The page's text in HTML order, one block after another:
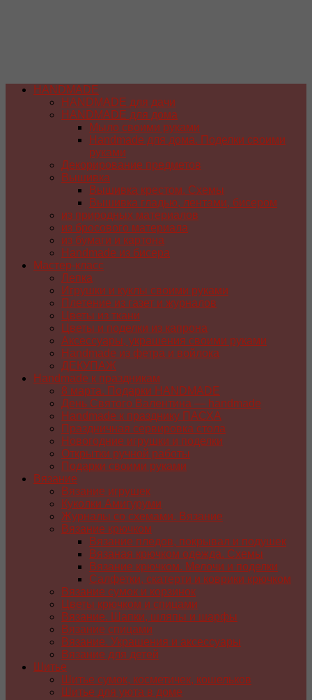
HANDMADE
HANDMADE для дачи
HANDMADE для дома
Мыло своими руками
Handmade для дома. Поделки своими
руками
Декорирование предметов
Вышивка
Вышивка крестом. Схемы
Вышивка гладью, лентами, бисером
из природных материалов
из бросового материала
из бумаги и картона
Handmade из бисера
Мастер-класс
Лепка
Игрушки и куклы своими руками
Плетение из газет и журналов
Цветы из ткани
Цветы и поделки из капрона
Аксессуары, украшения своими руками
Handmade из фетра и войлока
ДЕКУПАЖ
Handmade к праздникам
8 марта. Подарки HANDMADE
День Святого Валентина — handmade
Handmade к празднику ПАСХA
Праздничная сервировка стола
Новогодние игрушки и поделки
Открытки ручной работы
Подарки своими руками
Вязание
Вязание игрушек
Куколки Амигуруми
Журналы со схемами. Вязание
Вязание крючком
Вязание пледов, покрывал и подушек
Вязаная крючком одежда. Схемы
Вязание крючком. Мелочи и поделки
Салфетки, скатерти и коврики крючком
Вязание сумок и корзинок
Цветы крючком и спицами
Вязание. Шапки, шляпы и шарфы
Вязание спицами
Вязание. Украшения и аксессуары
Вязание для детей
Шитье
Шитье сумок, косметичек, кошельков
Шитье для уюта в доме